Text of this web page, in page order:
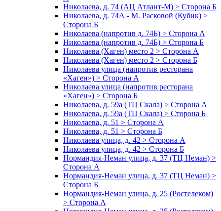
Николаева, д. 74 (АЦ Атлант-М) > Сторона Б
Николаева, д. 74А - М. Расковой (Кубик) >
Сторона Б
Николаева (напротив д. 74Б) > Сторона А
Николаева (напротив д. 74Б) > Сторона Б
Николаева (Хаген) место 2 > Сторона А
Николаева (Хаген) место 2 > Сторона Б
Николаева улица (напротив ресторана
«Хаген») > Сторона А
Николаева улица (напротив ресторана
«Хаген») > Сторона Б
Николаева, д. 59а (ТЦ Скала) > Сторона А
Николаева, д. 59а (ТЦ Скала) > Сторона Б
Николаева, д. 51 > Сторона А
Николаева, д. 51 > Сторона Б
Николаева улица, д. 42 > Сторона А
Николаева улица, д. 42 > Сторона Б
Нормандия-Неман улица, д. 37 (ТЦ Неман) >
Сторона А
Нормандия-Неман улица, д. 37 (ТЦ Неман) >
Сторона Б
Нормандия-Неман улица, д. 25 (Ростелеком)
> Сторона А